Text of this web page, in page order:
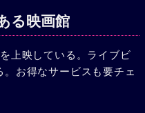
る映画館
上映している。ライブビ
お得なサービスも要チェ